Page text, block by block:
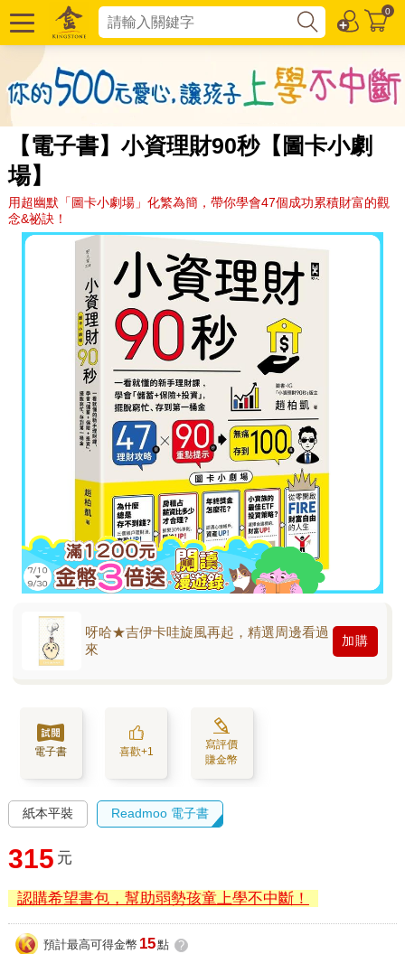
0
【電子書】小資理財90秒【圖卡小劇
場】
用超幽默「圖卡小劇場」化繁為簡，帶你學會47個成功累積財富的觀
念&祕訣！
呀哈★吉伊卡哇旋風再起，精選周邊看過
來
加購
電子書 喜歡+1
寫評價
賺金幣
紙本平裝 Readmoo 電子書
315 元
認購希望書包，幫助弱勢孩童上學不中斷！
預計最高可得金幣 15點 ?